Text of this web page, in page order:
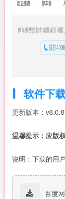
软件下
更新版本：
温馨提示：应版
说明：下载的用
百度